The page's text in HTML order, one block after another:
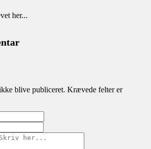
her...
blive publiceret. Krævede felter er